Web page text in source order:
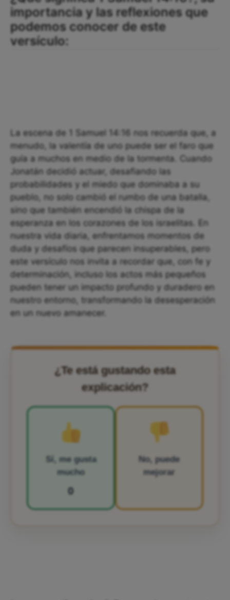
importancia y las reflexiones que
podemos conocer de este
versículo:
La escena de 1 Samuel 14:16 nos recuerda que, a
menudo, la valentía de uno puede ser el faro que
guía a muchos en medio de la tormenta. Cuando
Jonatán decidió actuar, desafiando las
probabilidades y el miedo que dominaba a su
pueblo, no solo cambió el rumbo de una batalla,
sino que también encendió la chispa de la
esperanza en los corazones de los israelitas. En
nuestra vida diaria, enfrentamos momentos de
duda y desafíos que parecen insuperables, pero
este versículo nos invita a recordar que, con fe y
determinación, incluso los actos más pequeños
pueden tener un impacto profundo y duradero en
nuestro entorno, transformando la desesperación
en un nuevo amanecer.
¿Te está gustando esta
explicación?
Sí, me gusta
mucho
0
No, puede
mejorar